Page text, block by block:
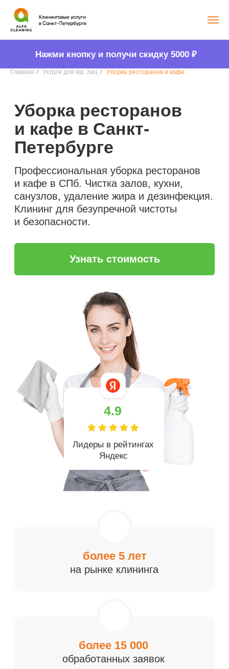
Нажми кнопку и получи скидку 5000₽
Главная / Услуги для юр. лиц / Уборка ресторанов и кафе
Лидеры в рейтингах
Яндекс
Профессиональная уборка ресторанов
и кафе в СПб. Чистка залов, кухни,
санузлов, удаление жира и дезинфекция.
Клининг для безупречной чистоты
и безопасности.
Уборка ресторанов
Петербурге
Узнать стоимость
обработанных заявок
более 15 000
на рынке клининга